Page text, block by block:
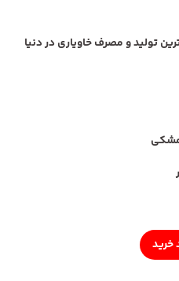
تولید و مصرف خاویاری در دنیا
خرید